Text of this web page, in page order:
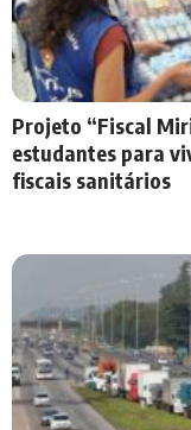
Projeto “Fiscal
estudantes para
fiscais sanitários